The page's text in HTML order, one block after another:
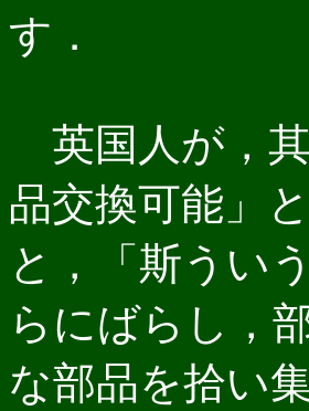
す．
英国人が，
品交換可能」
と，「斯うい
らにばらし，
な部品を拾い